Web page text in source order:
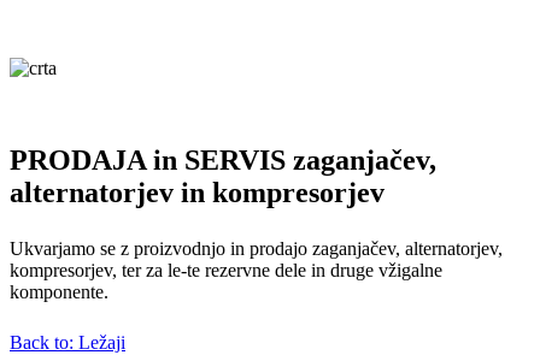
PRODAJA in SERVIS zaganjačev,
alternatorjev in kompresorjev
Ukvarjamo se z proizvodnjo in prodajo zaganjačev, alternatorjev,
kompresorjev, ter za le-te rezervne dele in druge vžigalne
komponente.
Back to: Ležaji